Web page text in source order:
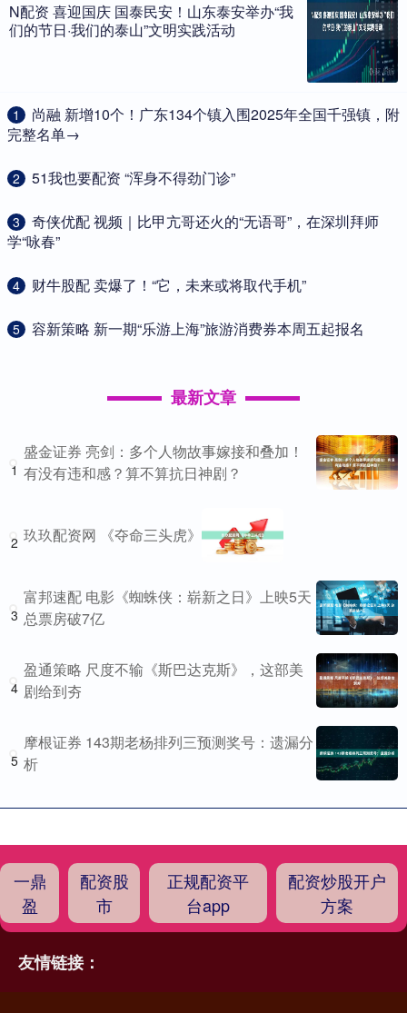
N配资 喜迎国庆 国泰民安！山东泰安举办“我
们的节日·我们的泰山”文明实践活动
1
​尚融 新增10个！广东134个镇入围2025年全国千强镇，附
完整名单→
2 ​51我也要配资 “浑身不得劲门诊”
3
​奇侠优配 视频｜比甲亢哥还火的“无语哥”，在深圳拜师
学“咏春”
4 ​财牛股配 卖爆了！“它，未来或将取代手机”
5 ​容新策略 新一期“乐游上海”旅游消费券本周五起报名
最新文章
1
盛金证券 亮剑：多个人物故事嫁接和叠加！
有没有违和感？算不算抗日神剧？
2 玖玖配资网 《夺命三头虎》
3
富邦速配 电影《蜘蛛侠：崭新之日》上映5天
总票房破7亿
4
盈通策略 尺度不输《斯巴达克斯》，这部美
剧给到夯
5
摩根证券 143期老杨排列三预测奖号：遗漏分
析
一鼎
盈
配资股
市
正规配资平
台app
配资炒股开户
方案
友情链接：